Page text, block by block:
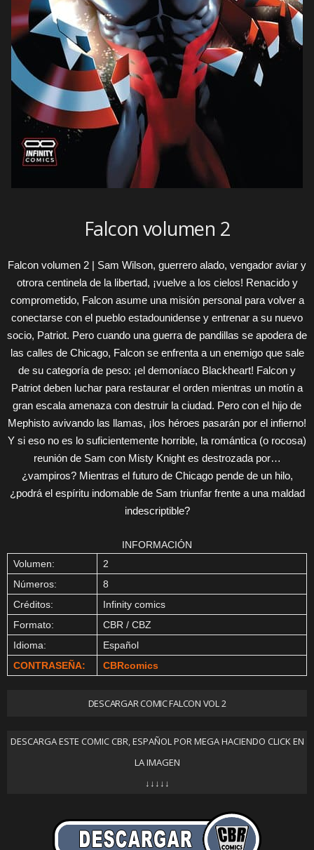
Falcon volumen 2
Falcon volumen 2 | Sam Wilson, guerrero alado, vengador aviar y
otrora centinela de la libertad, ¡vuelve a los cielos! Renacido y
comprometido, Falcon asume una misión personal para volver a
conectarse con el pueblo estadounidense y entrenar a su nuevo
socio, Patriot. Pero cuando una guerra de pandillas se apodera de
las calles de Chicago, Falcon se enfrenta a un enemigo que sale
de su categoría de peso: ¡el demoníaco Blackheart! Falcon y
Patriot deben luchar para restaurar el orden mientras un motín a
gran escala amenaza con destruir la ciudad. Pero con el hijo de
Mephisto avivando las llamas, ¡los héroes pasarán por el infierno!
Y si eso no es lo suficientemente horrible, la romántica (o rocosa)
reunión de Sam con Misty Knight es destrozada por…
¿vampiros? Mientras el futuro de Chicago pende de un hilo,
¿podrá el espíritu indomable de Sam triunfar frente a una maldad
indescriptible?
INFORMACIÓN
Volumen:
2
Números:
8
Créditos:
Infinity comics
Formato:
CBR / CBZ
Idioma:
Español
CONTRASEÑA:
CBRcomics
DESCARGAR COMIC FALCON VOL 2
DESCARGA ESTE COMIC CBR, ESPAÑOL POR MEGA HACIENDO CLICK EN
LA IMAGEN
↓↓↓↓↓